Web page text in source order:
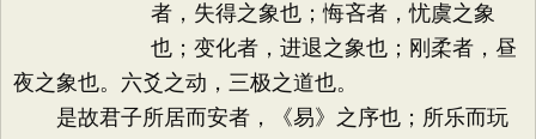
者，失得之象也；悔吝者，忧虞之象
也；变化者，进退之象也；刚柔者，昼
夜之象也。六爻之动，三极之道也。
是故君子所居而安者，《易》之序也；所乐而玩